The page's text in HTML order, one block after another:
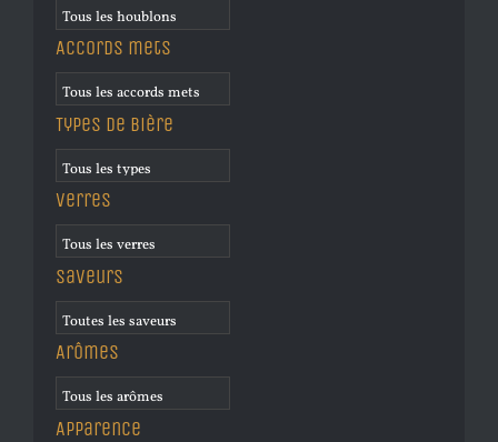
Accords mets
Types de bière
Verres
Saveurs
Arômes
Apparence